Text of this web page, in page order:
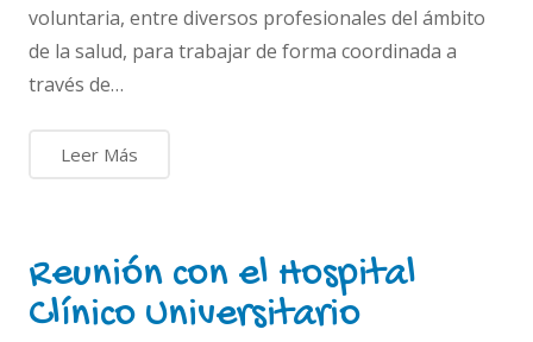
voluntaria, entre diversos profesionales del ámbito
de la salud, para trabajar de forma coordinada a
través de…
Leer Más
Reunión con el Hospital
Clínico Universitario